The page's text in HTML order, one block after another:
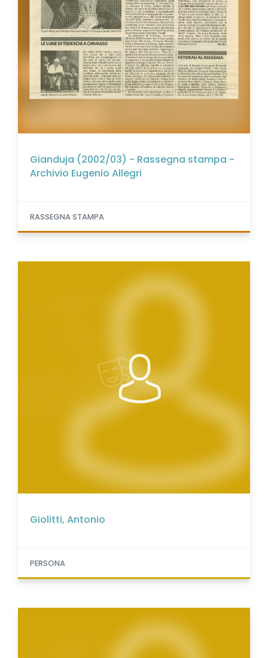
Gianduja (2002/03) - Rassegna stampa -
Archivio Eugenio Allegri
RASSEGNA STAMPA
Giolitti, Antonio
PERSONA